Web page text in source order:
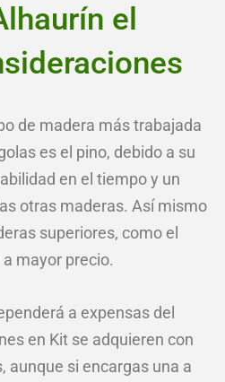
el
de madera más trabajada
es el pino, debido a su
en el tiempo y un
otras maderas. Así mismo
superiores, como el
mayor precio.
a expensas del
en Kit se adquieren con
aunque si encargas una a